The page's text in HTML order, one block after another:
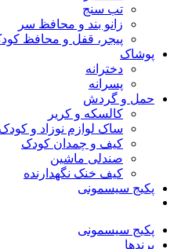
تب‌ سنج
زانو بند و محافظ سر
پیجر، قفل و محافظ
پوشاک
دخترانه
پسرانه
حمل و گردش
کالسکه و کریر
ساک لوازم نوزاد و کودک
کیف و چمدان کودک
صندلی ماشین
کیف خنک نگهدارنده
پکیج سیسمونی
پکیج سیسمونی
برندها